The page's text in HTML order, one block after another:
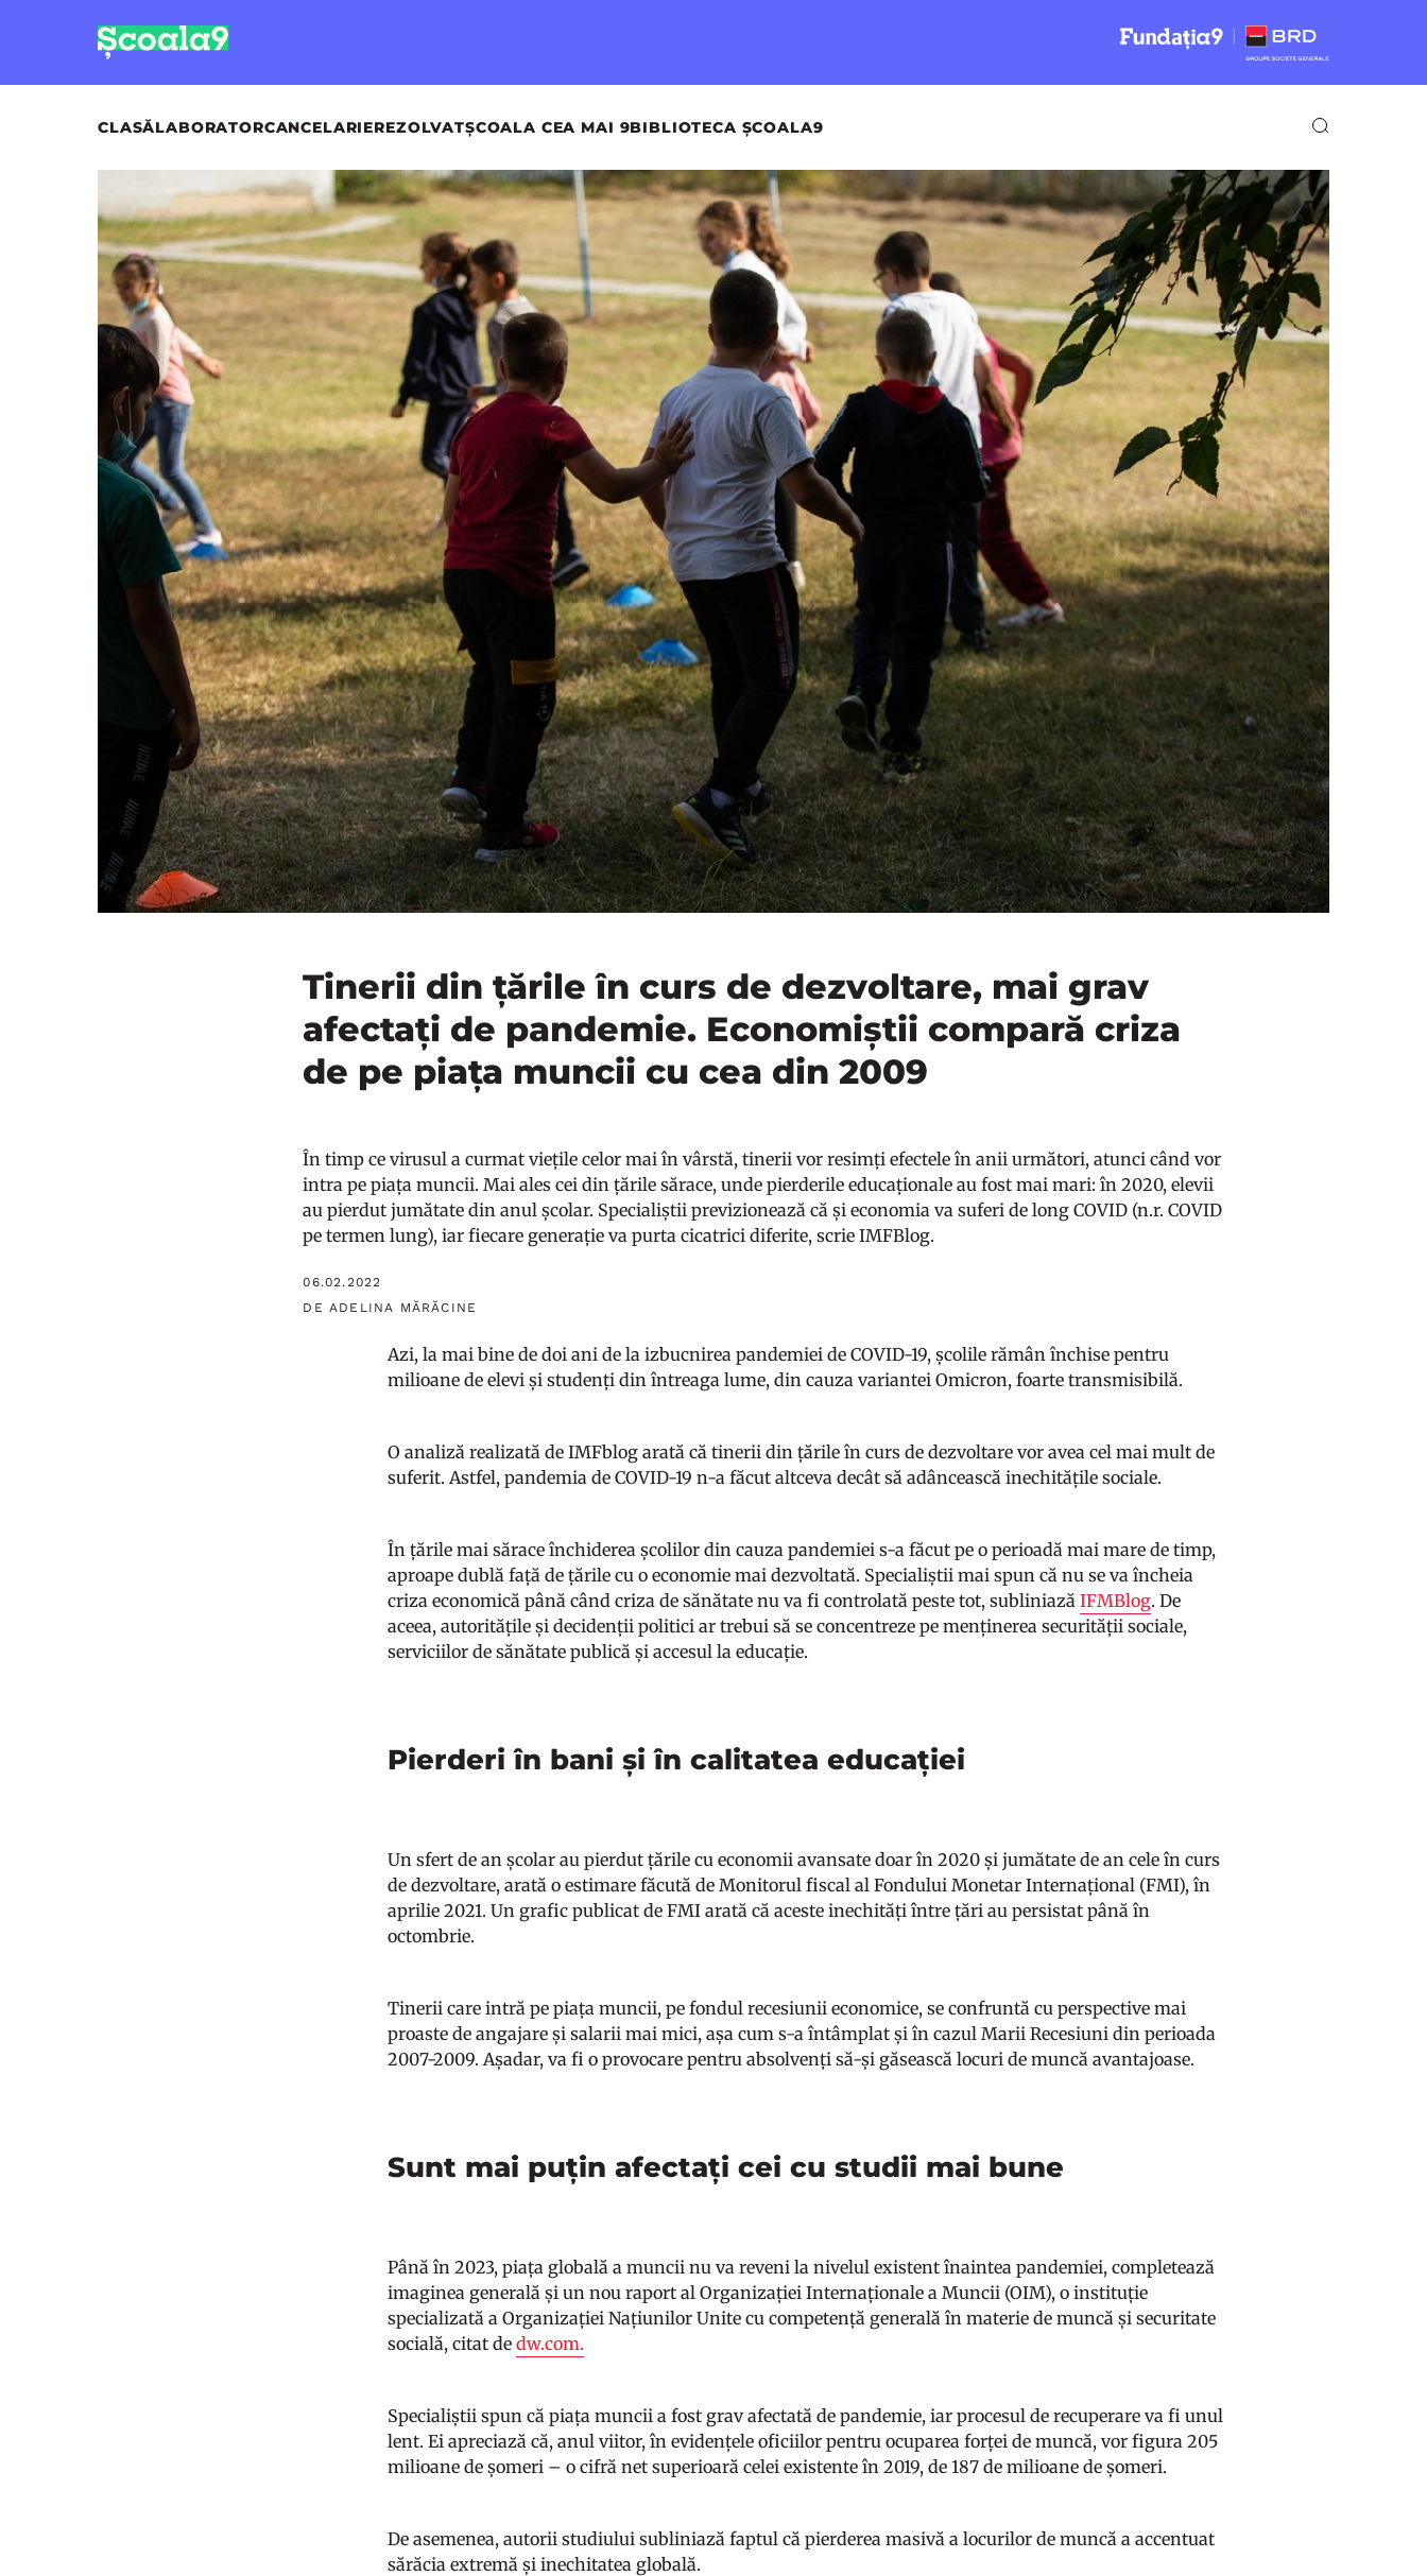
CLASĂLABORATORCANCELARIEREZOLVATȘCOALA CEA MAI 9BIBLIOTECA ȘCOALA9
Tinerii din țările în curs de dezvoltare, mai grav
afectați de pandemie. Economiștii compară criza
de pe piața muncii cu cea din 2009
În timp ce virusul a curmat viețile celor mai în vârstă, tinerii vor resimți efectele în anii următori, atunci când vor
intra pe piața muncii. Mai ales cei din țările sărace, unde pierderile educaționale au fost mai mari: în 2020, elevii
au pierdut jumătate din anul școlar. Specialiștii previzionează că și economia va suferi de long COVID (n.r. COVID
pe termen lung), iar fiecare generație va purta cicatrici diferite, scrie IMFBlog.
06.02.2022
DE ADELINA MĂRĂCINE
Azi, la mai bine de doi ani de la izbucnirea pandemiei de COVID-19, școlile rămân închise pentru
milioane de elevi și studenți din întreaga lume, din cauza variantei Omicron, foarte transmisibilă.
O analiză realizată de IMFblog arată că tinerii din țările în curs de dezvoltare vor avea cel mai mult de
suferit. Astfel, pandemia de COVID-19 n-a făcut altceva decât să adâncească inechitățile sociale.
În țările mai sărace închiderea școlilor din cauza pandemiei s-a făcut pe o perioadă mai mare de timp,
aproape dublă față de țările cu o economie mai dezvoltată. Specialiștii mai spun că nu se va încheia
criza economică până când criza de sănătate nu va fi controlată peste tot, subliniazăIFMBlog. De
aceea, autoritățile și decidenții politici ar trebui să se concentreze pe menținerea securității sociale,
serviciilor de sănătate publică și accesul la educație.
Pierderi în bani și în calitatea educației
Un sfert de an școlar au pierdut țările cu economii avansate doar în 2020 și jumătate de an cele în curs
de dezvoltare, arată o estimare făcută de Monitorul fiscal al Fondului Monetar Internațional (FMI), în
aprilie 2021. Un grafic publicat de FMI arată că aceste inechități între țări au persistat până în
octombrie.
Tinerii care intră pe piața muncii, pe fondul recesiunii economice, se confruntă cu perspective mai
proaste de angajare și salarii mai mici, așa cum s-a întâmplat și în cazul Marii Recesiuni din perioada
2007-2009. Așadar, va fi o provocare pentru absolvenți să-și găsească locuri de muncă avantajoase.
Sunt mai puțin afectați cei cu studii mai bune
Până în 2023, piața globală a muncii nu va reveni la nivelul existent înaintea pandemiei, completează
imaginea generală și un nou raport al Organizației Internaționale a Muncii (OIM), o instituție
specializată a Organizației Națiunilor Unite cu competență generală în materie de muncă și securitate
socială, citat dedw.com.
Specialiștii spun că piața muncii a fost grav afectată de pandemie, iar procesul de recuperare va fi unul
lent. Ei apreciază că, anul viitor, în evidențele oficiilor pentru ocuparea forței de muncă, vor figura 205
milioane de șomeri – o cifră net superioară celei existente în 2019, de 187 de milioane de șomeri.
De asemenea, autorii studiului subliniază faptul că pierderea masivă a locurilor de muncă a accentuat
sărăcia extremă și inechitatea globală.